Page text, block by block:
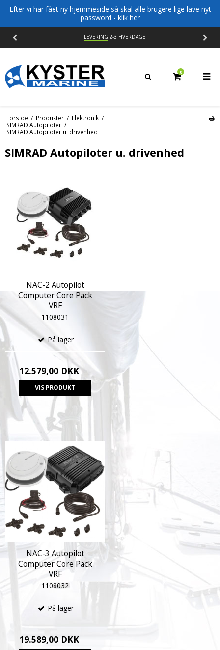
Efter vi har fået ny hjemmeside så skal alle brugere lige lave nyt
password - klik her
LEVERING 2-3 HVERDAGE
0
Forside / Produkter / Elektronik /
SIMRAD Autopiloter /
SIMRAD Autopiloter u. drivenhed
SIMRAD Autopiloter u. drivenhed
NAC-2 Autopilot
Computer Core Pack
VRF
1108031
På lager
12.579,00 DKK
VIS PRODUKT
NAC-3 Autopilot
Computer Core Pack
VRF
1108032
På lager
19.589,00 DKK